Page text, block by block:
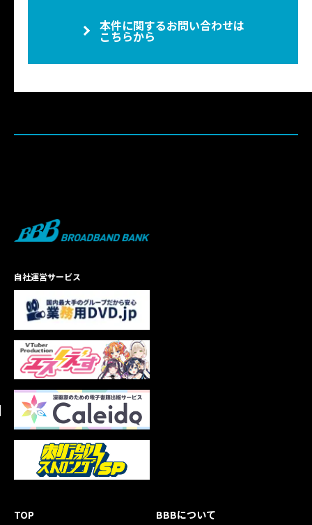
本件に関するお問い合わせは
こちらから
自社運営サービス
TOP BBBについて